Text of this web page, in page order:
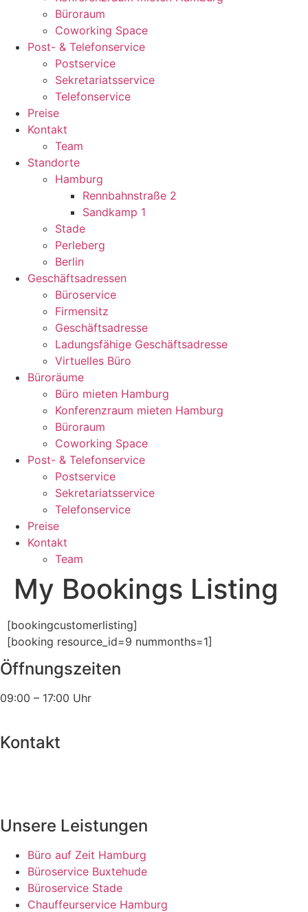
Büroraum
Coworking Space
Post- & Telefonservice
Postservice
Sekretariatsservice
Telefonservice
Preise
Kontakt
Team
Standorte
Hamburg
Rennbahnstraße 2
Sandkamp 1
Stade
Perleberg
Berlin
Geschäftsadressen
Büroservice
Firmensitz
Geschäftsadresse
Ladungsfähige Geschäftsadresse
Virtuelles Büro
Büroräume
Büro mieten Hamburg
Konferenzraum mieten Hamburg
Büroraum
Coworking Space
Post- & Telefonservice
Postservice
Sekretariatsservice
Telefonservice
Preise
Kontakt
Team
My Bookings Listing
[bookingcustomerlisting]
[booking resource_id=9 nummonths=1]
Öffnungszeiten
09:00 – 17:00 Uhr
Kontakt
Unsere Leistungen
Büro auf Zeit Hamburg
Büroservice Buxtehude
Büroservice Stade
Chauffeurservice Hamburg